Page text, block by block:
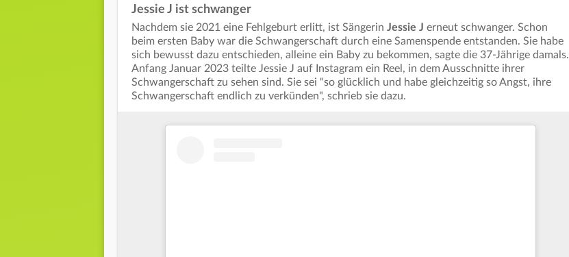
Jessie J ist schwanger
Nachdem sie 2021 eine Fehlgeburt erlitt, ist Sängerin Jessie J erneut schwanger. Schon
beim ersten Baby war die Schwangerschaft durch eine Samenspende entstanden. Sie habe
sich bewusst dazu entschieden, alleine ein Baby zu bekommen, sagte die 37-Jährige damals.
Anfang Januar 2023 teilte Jessie J auf Instagram ein Reel, in dem Ausschnitte ihrer
Schwangerschaft zu sehen sind. Sie sei "so glücklich und habe gleichzeitig so Angst, ihre
Schwangerschaft endlich zu verkünden", schrieb sie dazu.